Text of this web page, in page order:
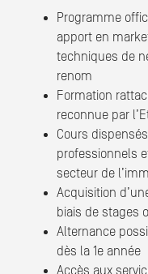
Programme
apport en
techniques de
renom
Formation
reconnue par
Cours
professionnels
secteur de
Acquisition
biais de stages
Alternance
dès la 1e année
Accès aux